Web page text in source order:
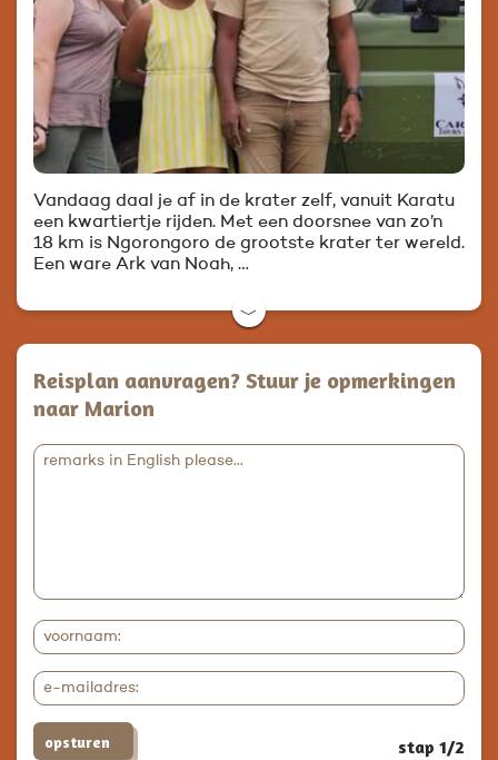
Vandaag daal je af in de krater zelf, vanuit Karatu
een kwartiertje rijden. Met een doorsnee van zo’n
18 km is Ngorongoro de grootste krater ter wereld.
Een ware Ark van Noah, …
﹀
Reisplan aanvragen? Stuur je opmerkingen
naar Marion
opsturen stap 1/2